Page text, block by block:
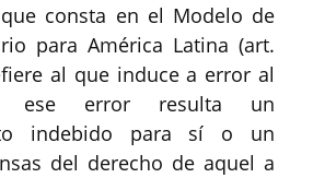
que consta en el Modelo de
para América Latina (art.
al que induce a error al
error resulta un
indebido para sí o un
del derecho de aquel a